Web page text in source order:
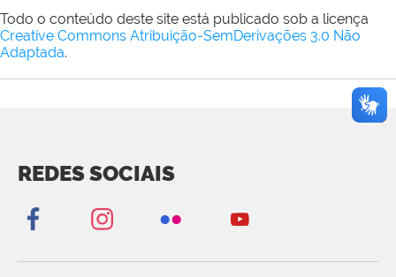
Todo o conteúdo deste site está publicado sob a licença
Creative Commons Atribuição-SemDerivações 3.0 Não
Adaptada.
REDES SOCIAIS